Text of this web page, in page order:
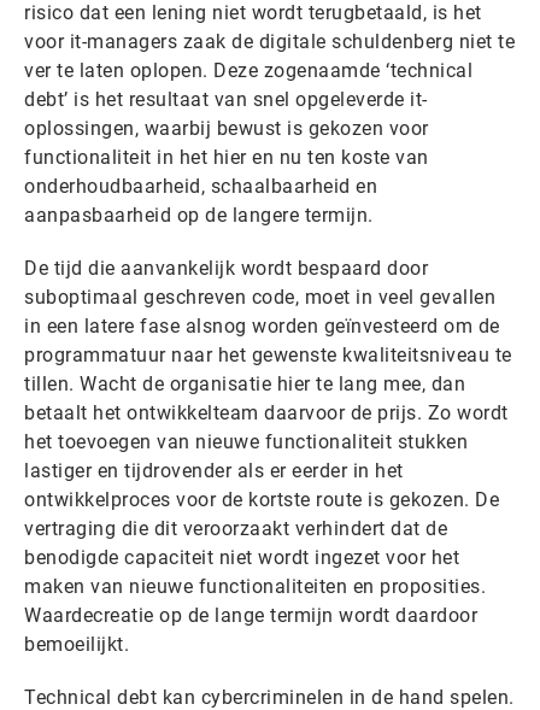
risico dat een lening niet wordt terugbetaald, is het
voor it-managers zaak de digitale schuldenberg niet te
ver te laten oplopen. Deze zogenaamde ‘technical
debt’ is het resultaat van snel opgeleverde it-
oplossingen, waarbij bewust is gekozen voor
functionaliteit in het hier en nu ten koste van
onderhoudbaarheid, schaalbaarheid en
aanpasbaarheid op de langere termijn.
De tijd die aanvankelijk wordt bespaard door
suboptimaal geschreven code, moet in veel gevallen
in een latere fase alsnog worden geïnvesteerd om de
programmatuur naar het gewenste kwaliteitsniveau te
tillen. Wacht de organisatie hier te lang mee, dan
betaalt het ontwikkelteam daarvoor de prijs. Zo wordt
het toevoegen van nieuwe functionaliteit stukken
lastiger en tijdrovender als er eerder in het
ontwikkelproces voor de kortste route is gekozen. De
vertraging die dit veroorzaakt verhindert dat de
benodigde capaciteit niet wordt ingezet voor het
maken van nieuwe functionaliteiten en proposities.
Waardecreatie op de lange termijn wordt daardoor
bemoeilijkt.
Technical debt kan cybercriminelen in de hand spelen.